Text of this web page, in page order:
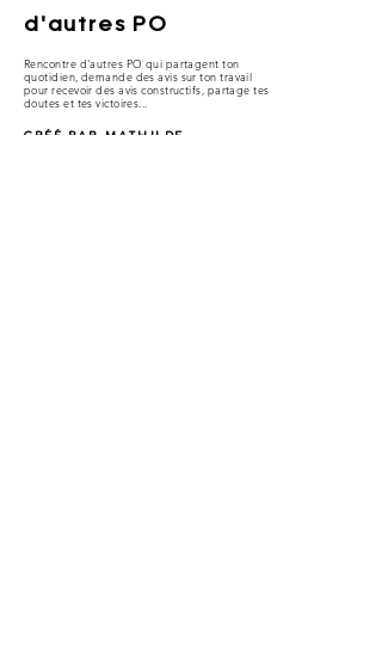
d'autres PO
Rencontre d'autres PO qui partagent ton
quotidien, demande des avis sur ton travail
pour recevoir des avis constructifs, partage tes
doutes et tes victoires...
CRÉÉ PAR MATHILDE